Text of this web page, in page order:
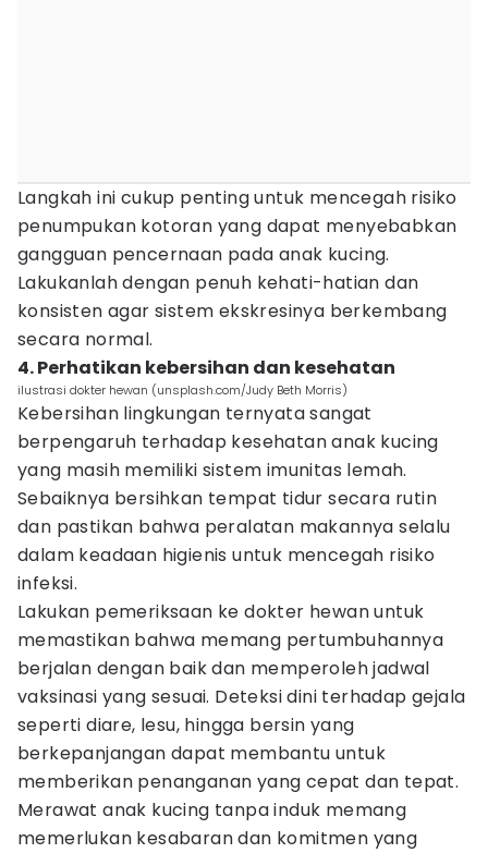
Langkah ini cukup penting untuk mencegah risiko
penumpukan kotoran yang dapat menyebabkan
gangguan pencernaan pada anak kucing.
Lakukanlah dengan penuh kehati-hatian dan
konsisten agar sistem ekskresinya berkembang
secara normal.
4. Perhatikan kebersihan dan kesehatan
ilustrasi dokter hewan (unsplash.com/Judy Beth Morris)
Kebersihan lingkungan ternyata sangat
berpengaruh terhadap kesehatan anak kucing
yang masih memiliki sistem imunitas lemah.
Sebaiknya bersihkan tempat tidur secara rutin
dan pastikan bahwa peralatan makannya selalu
dalam keadaan higienis untuk mencegah risiko
infeksi.
Lakukan pemeriksaan ke dokter hewan untuk
memastikan bahwa memang pertumbuhannya
berjalan dengan baik dan memperoleh jadwal
vaksinasi yang sesuai. Deteksi dini terhadap gejala
seperti diare, lesu, hingga bersin yang
berkepanjangan dapat membantu untuk
memberikan penanganan yang cepat dan tepat.
Merawat anak kucing tanpa induk memang
memerlukan kesabaran dan komitmen yang